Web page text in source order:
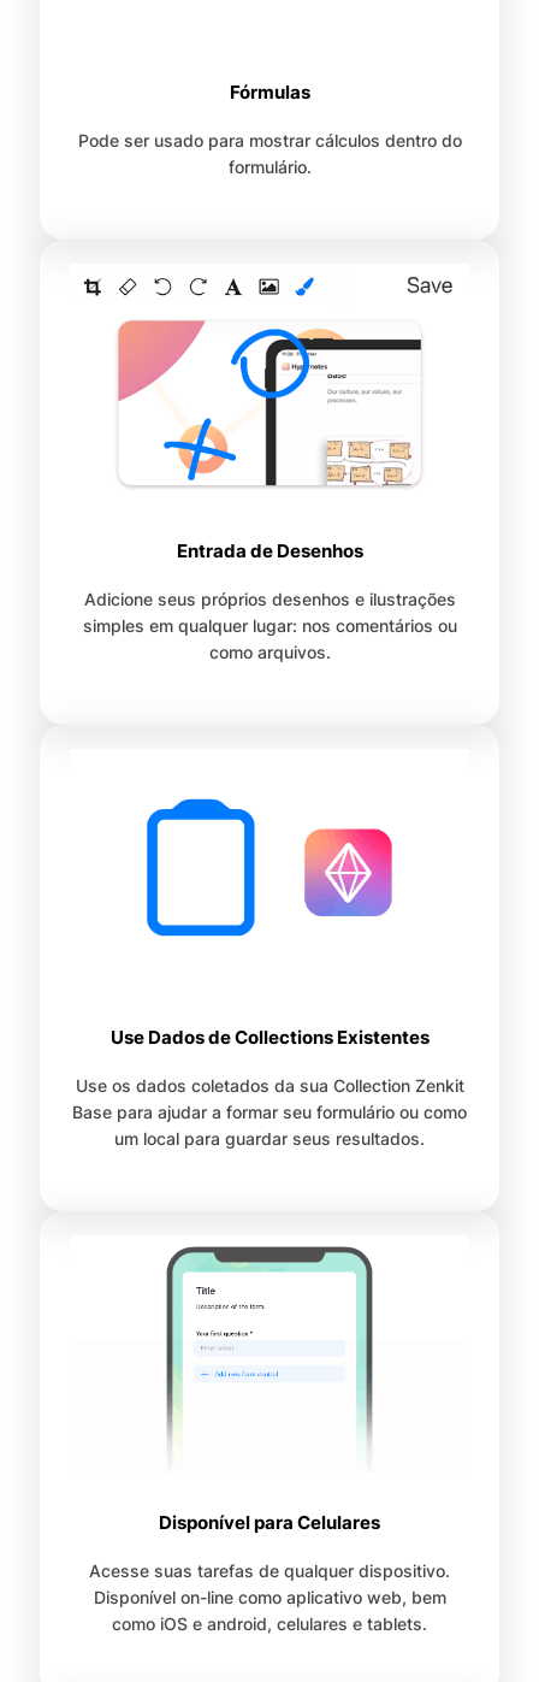
Fórmulas
Pode ser usado para mostrar cálculos dentro do
formulário.
Entrada de Desenhos
Adicione seus próprios desenhos e ilustrações
simples em qualquer lugar: nos comentários ou
como arquivos.
Use Dados de Collections Existentes
Use os dados coletados da sua Collection Zenkit
Base para ajudar a formar seu formulário ou como
um local para guardar seus resultados.
Disponível para Celulares
Acesse suas tarefas de qualquer dispositivo.
Disponível on-line como aplicativo web, bem
como iOS e android, celulares e tablets.